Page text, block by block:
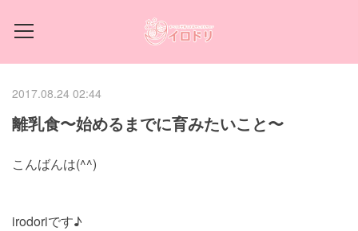
2017.08.24 02:44
離乳食〜始めるまでに育みたいこと〜
こんばんは(^^)
irodoriです♪